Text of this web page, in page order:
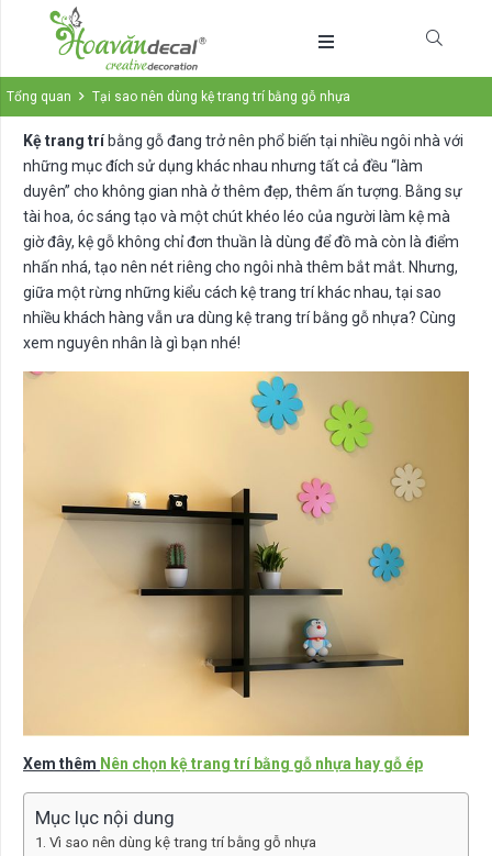
Tổng quan Tại sao nên dùng kệ trang trí bằng gỗ nhựa
Kệ trang tríbằng gỗ đang trở nên phổ biến tại nhiều ngôi nhà với
những mục đích sử dụng khác nhau nhưng tất cả đều “làm
duyên” cho không gian nhà ở thêm đẹp, thêm ấn tượng. Bằng sự
tài hoa, óc sáng tạo và một chút khéo léo của người làm kệ mà
giờ đây, kệ gỗ không chỉ đơn thuần là dùng để đồ mà còn là điểm
nhấn nhá, tạo nên nét riêng cho ngôi nhà thêm bắt mắt. Nhưng,
giữa một rừng những kiểu cách kệ trang trí khác nhau, tại sao
nhiều khách hàng vẫn ưa dùng kệ trang trí bằng gỗ nhựa? Cùng
xem nguyên nhân là gì bạn nhé!
Xem thêm Nên chọn kệ trang trí bằng gỗ nhựa hay gỗ ép
Mục lục nội dung
Vì sao nên dùng kệ trang trí bằng gỗ nhựa